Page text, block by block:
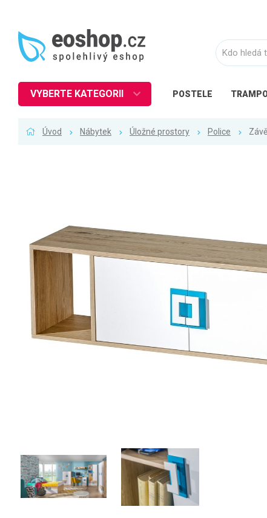
POSTELE
VYBERTE KATEGORII
Pracovna a kancelář
Koupelna
Zahrada
Balkon a terasa
Dílna
Auto-moto
Všechny kategorie
Úvod Nábytek Úložné prostory Police